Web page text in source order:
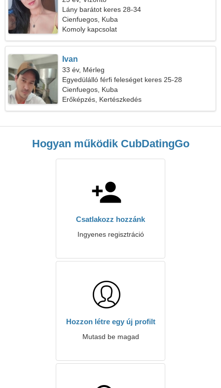
Lány barátot keres 28-34
Cienfuegos, Kuba
Komoly kapcsolat
Ivan
33 év, Mérleg
Egyedülálló férfi feleséget keres 25-28
Cienfuegos, Kuba
Erőképzés, Kertészkedés
Hogyan működik CubDatingGo
Csatlakozz hozzánk
Ingyenes regisztráció
Hozzon létre egy új profilt
Mutasd be magad